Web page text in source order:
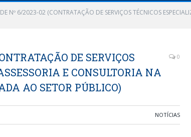
Nº 6/2023-02 (CONTRATAÇÃO DE SERVIÇOS TÉCNICOS
DE SERVIÇOS
E CONSULTORIA NA
AO SETOR PÚBLICO)
0
NOTÍCIAS